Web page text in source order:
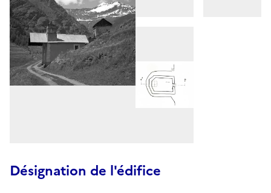
Désignation de l'édifice